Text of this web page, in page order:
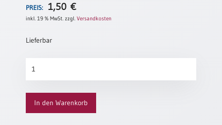
Neutral
Urkunden
Neuerscheinungen
Themen
PREIS: 1,50€
inkl. 19 % MwSt. zzgl.Versandkosten
Lieferbar
nicht
Menge
In den Warenkorb